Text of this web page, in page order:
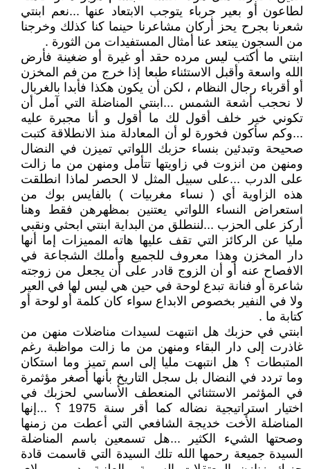
لطاعون أو بعير جرباء يتوجب الابتعاد عنها ...نعم ابنتي
شعرنا بجرح يحز أركان مشاعرنا حينما كنا كذلك وخرجنا
من السجون يبتعد عنا أمثال المستفيدات من الثورة .
ابنتي ما أكتب ليس مرده حقد أو غيرة أو ضغينة فأرض
الله واسعة وأقبل الاستئناء طبعا إذا خرج من فم المخزن
أو أقرباء رجال النظام ، لكن أن يكون هكذا فأبدا بالغربال
لا نحجب أشعة الشمس ...ابنتي المناضلة التي آمل أن
تكوني خير خلف أقول لك ما أقول و أنا مجبرة عليه
...وكم سأكون فخورة لو أن المعادلة منذ الانطلاقة كتبت
صحيحة وتبدئين بنساء حزبك اللواتي تميزن في النضال
ومنهن من انزوت في زاويتها تتأمل ومنهن من ما زالت
على الدرب ...على سبيل المثل لا الحصر لماذا انطلقت
هذه الزاوية أي ( نساء مغربيات ) بالفايس بوك من
استعراض النساء اللواتي يعتنين بمظهرهن فقط وهنا
أركز على الحزب ...لننطلق من البداية ابنتي ابحثي ونقبي
مليا عن الركائز التي تقف عليها هاته المميزات إما أنها
دار المخزن وهذا معروف للجميع وأملك الشجاعة في
الافصاح عنه أو أن الزوج قادر على أن يجعل من زوجته
شاعرة أو فنانة تبدع لوحة في حين هي ليس لها في العير
ولا في النفير بخصوص الابداع سواء كان كلمة أو لوحة أو
كتابة ما .
ابنتي في حزبك هل انتبهت لسيدات مناضلات منهن من
غاذرت إلى دار البقاء ومنهن من ما زالت مواظبة رغم
المتبطات ؟ هل انتبهت مليا إلى اسم تميز وما استكان
وما تردد في النضال بل سجل التاريخ بأنها أصغر مؤثمرة
في المؤثمر الاستثنائي المنعطف الأساسي لحزبك في
اختيار استراتيجية نضاله كما أقر سنة 1975 ؟ ...إنها
المناضلة الأخت خديجة الشافعي التي أعطت من زمنها
وصحتها الشيء الكثير ...هل تسمعين باسم المناضلة
السيدة جميعة رحمها الله تلك السيدة التي قاسمت قادة